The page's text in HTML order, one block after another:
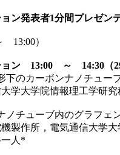
ョン発表者1分間プレゼ
13:00）
ョン 13:00 ～ 14:30（
下のカーボンナノチュー
大学院情報理工学研究
ノチューブ内のグラフェ
作所，電気通信大学大
人*